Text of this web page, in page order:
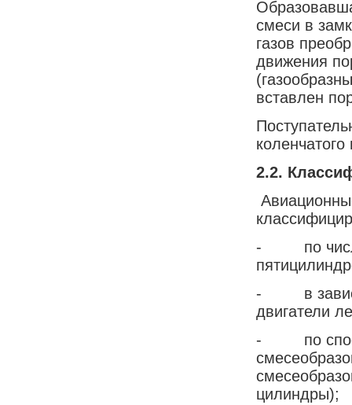
смеси в
газов
движения
вставлен
2.2.
- по числу
- в
двигатели
- по
цилиндры);